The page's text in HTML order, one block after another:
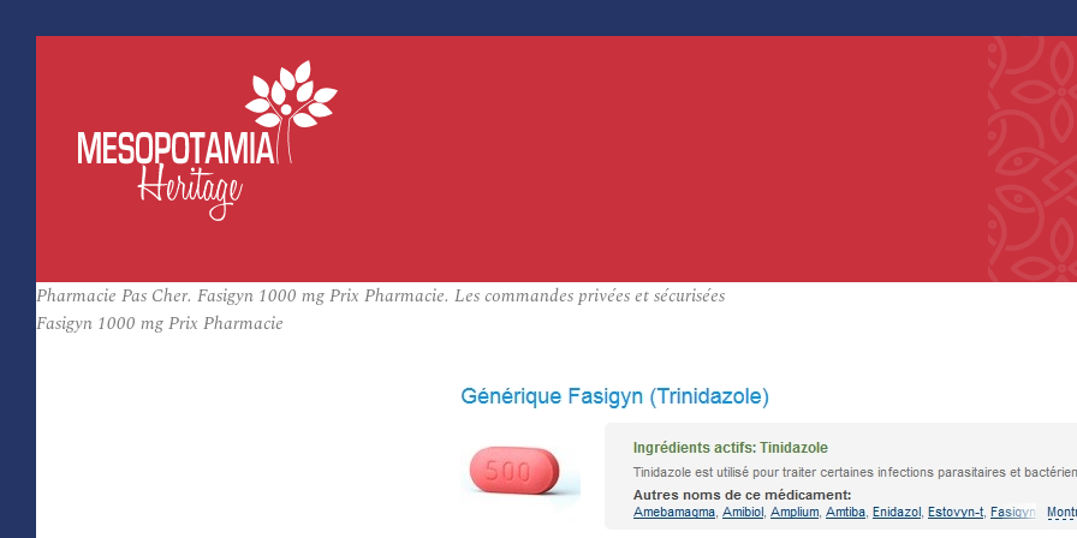
Pharmacie Pas Cher. Fasigyn 1000 mg Prix Pharmacie. Les commandes privées et sécurisées
Fasigyn 1000 mg Prix Pharmacie